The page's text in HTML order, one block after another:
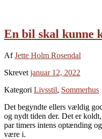
En bil skal kunne
AfJette Holm Rosendal
Skrevet januar 12, 2022
Kategori Livsstil, Sommerhus
Det begyndte ellers vældig
og nydt tiden der. Det er
par timers intens optænding
være i.